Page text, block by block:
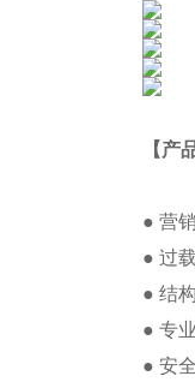
【产
● 营
● 过
● 结
● 专
● 安